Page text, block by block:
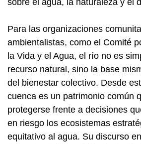
Para las organizaciones
ambientalistas, como el Comité
la Vida y el Agua, el río no es
recurso natural, sino la base
del bienestar colectivo. Desde
cuenca es un patrimonio común
protegerse frente a decisiones
en riesgo los ecosistemas
equitativo al agua. Su discurso